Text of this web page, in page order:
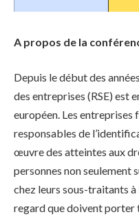
A propos de la
Depuis le début des
des entreprises (RSE) est
européen. Les entreprises
responsables de
œuvre des atteintes aux
personnes non seulement
chez leurs sous-traitants à
regard que doivent porter